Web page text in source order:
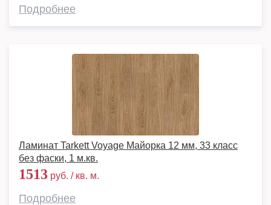
Подробнее
Ламинат Tarkett Voyage Майорка 12 мм, 33 класс
без фаски, 1 м.кв.
1513 руб. / кв. м.
Подробнее